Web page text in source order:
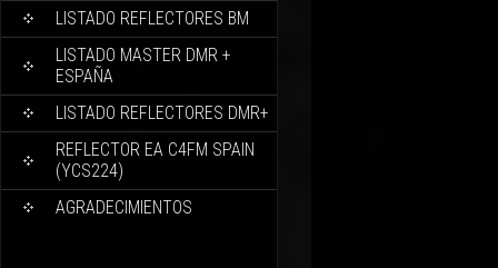
LISTADO REFLECTORES BM
LISTADO MASTER DMR +
ESPAÑA
LISTADO REFLECTORES DMR+
REFLECTOR EA C4FM SPAIN
(YCS224)
AGRADECIMIENTOS